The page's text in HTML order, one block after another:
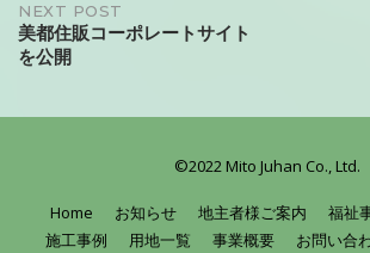
NEXT POST
美都住販コーポレートサイト
を公開
©2022 Mito Juhan Co., Ltd.
Home お知らせ 地主者様ご案内
福祉
施工事例
用地一覧 事業概要 お問い合